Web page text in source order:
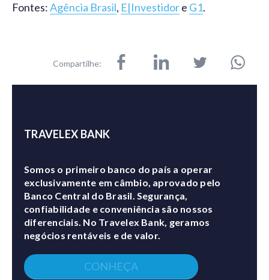
Fontes:Agência Brasil, E|Investidore G1.
Compartilhe:
TRAVELEX BANK
Somos o primeiro banco do país a operar
exclusivamente em câmbio, aprovado pelo
Banco Central do Brasil. Segurança,
confiabilidade e conveniência são nossos
diferenciais. No Travelex Bank, geramos
negócios rentáveis e de valor.
CONHEÇA